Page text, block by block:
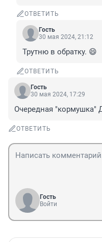
ОТВЕТИТЬ
Гость
30 мая 2024, 21:12
Трутню в обратку. 😄
ОТВЕТИТЬ
Гость
30 мая 2024, 17:29
Очередная "кормушка"
ОТВЕТИТЬ
Гость
Войти